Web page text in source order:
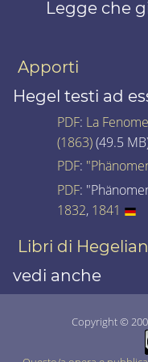
Legge che
Apporti
Hegel testi ad
PDF: La
(1863)(49.5
PDF:
PDF:
1832, 1841
Libri di
vedi anche
Copyright ©